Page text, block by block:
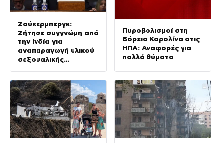
Ζούκερμπεργκ:
Ζήτησε συγγνώμη από
την Ινδία για
αναπαραγωγή υλικού
σεξουαλικής
Meta
Πυροβολισμοί στη
Βόρεια Καρολίνα στις
ΗΠΑ: Αναφορές για
πολλά θύματα